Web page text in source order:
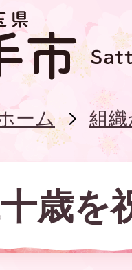
ーム 組
歳を